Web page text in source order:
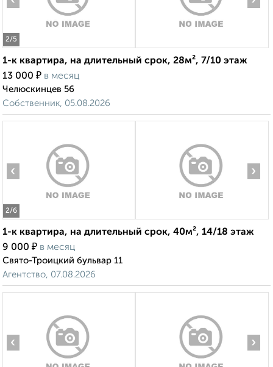
2/5
1-к квартира, на длительный срок, 28м², 7/10 этаж
13 000 ₽ в месяц
Челюскинцев 56
Собственник, 05.08.2026
2/6
‹ ›
1-к квартира, на длительный срок, 40м², 14/18 этаж
9 000 ₽ в месяц
Свято-Троицкий бульвар 11
Агентство, 07.08.2026
‹ ›